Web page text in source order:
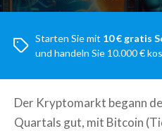
Starten Sie mit 10 € gratis
und handeln Sie 10.000 €
Der Kryptomarkt begann
Quartals gut, mit Bitcoin